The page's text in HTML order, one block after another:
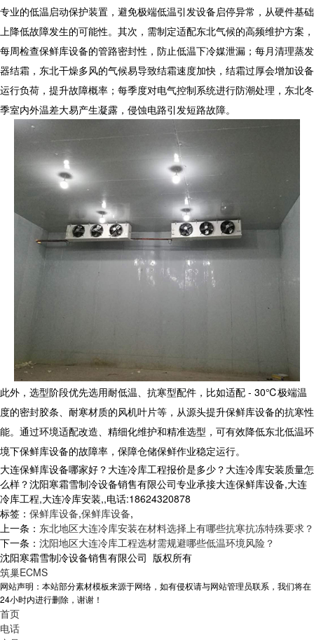
专业的低温启动保护装置，避免极端低温引发设备启停异常，从硬件基础
上降低故障发生的可能性。其次，需制定适配东北气候的高频维护方案，
每周检查保鲜库设备的管路密封性，防止低温下冷媒泄漏；每月清理蒸发
器结霜，东北干燥多风的气候易导致结霜速度加快，结霜过厚会增加设备
运行负荷，提升故障概率；每季度对电气控制系统进行防潮处理，东北冬
季室内外温差大易产生凝露，侵蚀电路引发短路故障。
此外，选型阶段优先选用耐低温、抗寒型配件，比如适配 - 30℃极端温
度的密封胶条、耐寒材质的风机叶片等，从源头提升保鲜库设备的抗寒性
能。通过环境适配改造、精细化维护和精准选型，可有效降低东北低温环
境下保鲜库设备的故障率，保障仓储保鲜作业稳定运行。
大连保鲜库设备哪家好？大连冷库工程报价是多少？大连冷库安装质量怎
么样？沈阳寒霜雪制冷设备销售有限公司专业承接大连保鲜库设备,大连
冷库工程,大连冷库安装,,电话:18624320878
标签： 保鲜库设备,保鲜库设备,
上一条： 东北地区大连冷库安装在材料选择上有哪些抗寒抗冻特殊要求？
下一条： 沈阳地区大连冷库工程选材需规避哪些低温环境风险？
沈阳寒霜雪制冷设备销售有限公司 版权所有
筑巢ECMS
网站声明：本站部分素材模板来源于网络，如有侵权请与网站管理员联系，我们将在
24小时内进行删除，谢谢！
首页
电话